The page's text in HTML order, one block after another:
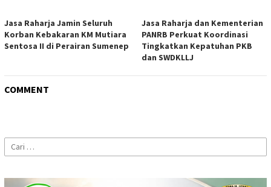
Jasa Raharja Jamin Seluruh
Korban Kebakaran KM Mutiara
Sentosa II di Perairan Sumenep
Jasa Raharja dan Kementerian
PANRB Perkuat Koordinasi
Tingkatkan Kepatuhan PKB
dan SWDKLLJ
COMMENT
Cari
untuk: